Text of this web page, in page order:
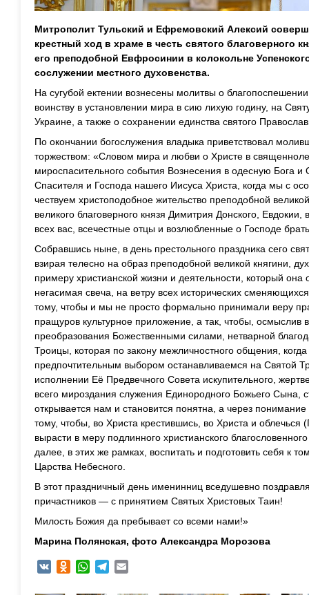
Митрополит Тульский и Ефремовский Алексий
крестный ход в храме в честь святого благоверного
его преподобной Евфросинии в колокольне
сослужении местного духовенства.
На сугубой ектении вознесены молитвы о
воинству в установлении мира в сию лихую годину, на
Украине, а также о сохранении единства святого
По окончании богослужения владыка приветствовал
торжеством: «Словом мира и любви о Христе в
мироспасительного события Вознесения в одесную Бога
Спасителя и Господа нашего Иисуса Христа, когда мы с
чествуем христоподобное жительство преподобной
великого благоверного князя Димитрия Донского,
всех вас, всечестные отцы и возлюбленные о Господе
Собравшись ныне, в день престольного праздника сего
взирая телесно на образ преподобной великой княгини,
примеру христианской жизни и деятельности, который она
негасимая свеча, на ветру всех исторических
тому, чтобы и мы не просто формально принимали веру
пращуров культурное приложение, а так, чтобы, осмыслив
преобразования Божественными силами, нетварной
Троицы, которая по закону межличностного общения,
предпочтительным выбором останавливаемся на Святой
исполнении Её Предвечного Совета искупительного,
всего мироздания служения Единородного Божьего Сына,
открывается нам и становится понятна, а через
тому, чтобы, во Христа крестившись, во Христа и облечься
вырасти в меру подлинного христианского
далее, в этих же рамках, воспитать и подготовить себя к
Царства Небесного.
В этот праздничный день именинниц вседушевно
причастников — с принятием Святых Христовых Таин!
Милость Божия да пребывает со всеми нами!»
Марина Полянская, фото Александра Морозова
VK Odnoklassniki
WhatsAppTelegram